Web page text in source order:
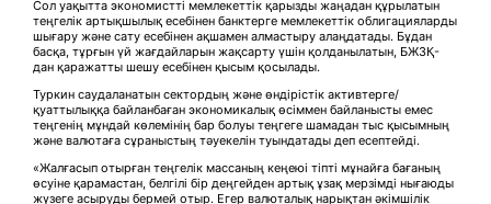
Сол уақытта экономистті мемлекеттік қарызды жаңадан құрылатын
теңгелік артықшылық есебінен банктерге мемлекеттік облигацияларды
шығару және сату есебінен ақшамен алмастыру алаңдатады. Бұдан
басқа, тұрғын үй жағдайларын жақсарту үшін қолданылатын, БЖЗҚ-
дан қаражатты шешу есебінен қысым қосылады.
Туркин саудаланатын сектордың және өндірістік активтерге/
қуаттылыққа байланбаған экономикалық өсіммен байланысты емес
теңгенің мұндай көлемінің бар болуы теңгеге шамадан тыс қысымның
және валютаға сұраныстың тәуекелін туындатады деп есептейді.
«Жалғасып отырған теңгелік массаның кеңеюі тіпті мұнайға бағаның
өсуіне қарамастан, белгілі бір деңгейден артық ұзақ мерзімді нығаюды
жүзеге асыруды бермей отыр. Егер валюталық нарықтан әкімшілік